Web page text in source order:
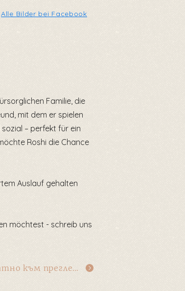
Alle Bilder bei Facebook
Familie, die
mit dem er spielen
– perfekt für ein
Roshi die Chance
Auslauf gehalten
möchtest - schreib uns
Обратно към прегледа